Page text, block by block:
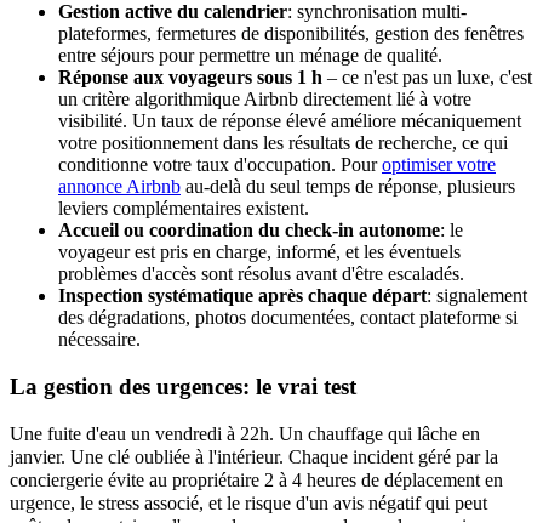
Gestion active du calendrier: synchronisation multi-
plateformes, fermetures de disponibilités, gestion des fenêtres
entre séjours pour permettre un ménage de qualité.
Réponse aux voyageurs sous 1 h – ce n'est pas un luxe, c'est
un critère algorithmique Airbnb directement lié à votre
visibilité. Un taux de réponse élevé améliore mécaniquement
votre positionnement dans les résultats de recherche, ce qui
conditionne votre taux d'occupation. Pouroptimiser votre
annonce Airbnb au-delà du seul temps de réponse, plusieurs
leviers complémentaires existent.
Accueil ou coordination du check-in autonome: le
voyageur est pris en charge, informé, et les éventuels
problèmes d'accès sont résolus avant d'être escaladés.
Inspection systématique après chaque départ: signalement
des dégradations, photos documentées, contact plateforme si
nécessaire.
La gestion des urgences: le vrai test
Une fuite d'eau un vendredi à 22h. Un chauffage qui lâche en
janvier. Une clé oubliée à l'intérieur. Chaque incident géré par la
conciergerie évite au propriétaire 2 à 4 heures de déplacement en
urgence, le stress associé, et le risque d'un avis négatif qui peut